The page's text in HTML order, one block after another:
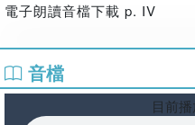
事半功倍。
在開始進入書中的試題之前
檢，因為這關係到為何參加
閱讀本書。接著，要參加全
電子朗讀音檔下載 p. IV
聽力測驗試題範例分析
音檔
目前